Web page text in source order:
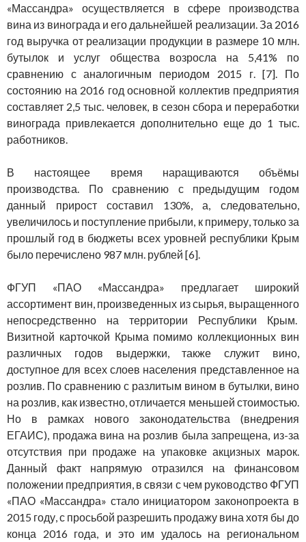
«Массандра» осуществляется в сфере производства
вина из винограда и его дальнейшей реализации. За 2016
год выручка от реализации продукции в размере 10 млн.
бутылок и услуг общества возросла на 5,41% по
сравнению с аналогичным периодом 2015 г. [7]. По
состоянию на 2016 год основной коллектив предприятия
составляет 2,5 тыс. человек, в сезон сбора и переработки
винограда привлекается дополнительно еще до 1 тыс.
работников.
В настоящее время наращиваются объёмы
производства. По сравнению с предыдущим годом
данный прирост составил 130%, а, следовательно,
увеличилось и поступление прибыли, к примеру, только за
прошлый год в бюджеты всех уровней республики Крым
было перечислено 987 млн. рублей [6].
ФГУП «ПАО «Массандра» предлагает широкий
ассортимент вин, произведенных из сырья, выращенного
непосредственно на территории Республики Крым.
Визитной карточкой Крыма помимо коллекционных вин
различных годов выдержки, также служит вино,
доступное для всех слоев населения представленное на
розлив. По сравнению с разлитым вином в бутылки, вино
на розлив, как известно, отличается меньшей стоимостью.
Но в рамках нового законодательства (внедрения
ЕГАИС), продажа вина на розлив была запрещена, из-за
отсутствия при продаже на упаковке акцизных марок.
Данный факт напрямую отразился на финансовом
положении предприятия, в связи с чем руководство ФГУП
«ПАО «Массандра» стало инициатором законопроекта в
2015 году, с просьбой разрешить продажу вина хотя бы до
конца 2016 года, и это им удалось на региональном